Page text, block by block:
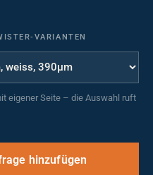
VARIANTEN
eigener Seite – die Auswahl ruft